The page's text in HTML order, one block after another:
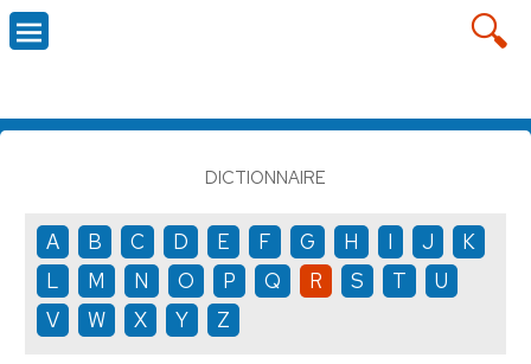
DICTIONNAIRE
A B C D E F G H I J
K
L
M N O P Q R S T
U
V
W X Y Z